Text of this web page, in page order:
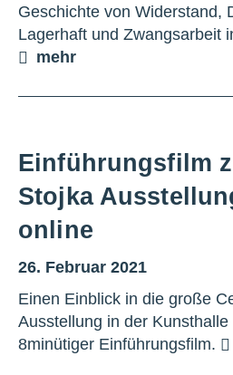
Geschichte von Widerstand,
Lagerhaft und Zwangsarbeit
mehr
Einführungsfilm
Stojka
online
26. Februar 2021
Einen Einblick in die große
Ausstellung in der
8minütiger Einführungsfilm.